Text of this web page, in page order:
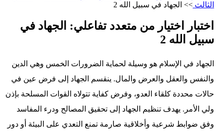
الثالث >> الجهاد في سبيل الله 2
اختبار اختيار من متعدد تفاعلي: الجهاد في
سبيل الله 2
الجهاد في الإسلام هو وسيلة لحماية الضرورات الخمس وهي الدين
والنفس والعقل والعرض والمال. ينقسم الجهاد إلى فرض عين في
حالات محددة كلقاء العدو، وفرض كفاية تتولاه القوات المسلحة بإذن
ولي الأمر. يهدف تنظيم الجهاد إلى تحقيق المصالح ودرء المفاسد
وفق ضوابط شرعية وأخلاقية صارمة تمنع التعدي على البيئة أو دور